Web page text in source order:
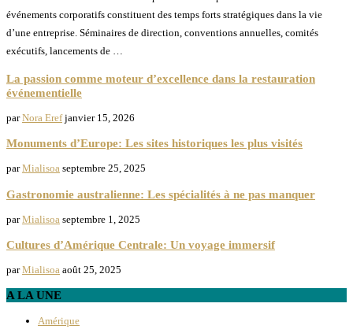
événements corporatifs constituent des temps forts stratégiques dans la vie
d’une entreprise. Séminaires de direction, conventions annuelles, comités
exécutifs, lancements de …
La passion comme moteur d’excellence dans la restauration
événementielle
parNora Eref janvier 15, 2026
Monuments d’Europe: Les sites historiques les plus visités
parMialisoa septembre 25, 2025
Gastronomie australienne: Les spécialités à ne pas manquer
parMialisoa septembre 1, 2025
Cultures d’Amérique Centrale: Un voyage immersif
parMialisoa août 25, 2025
A LA UNE
Amérique